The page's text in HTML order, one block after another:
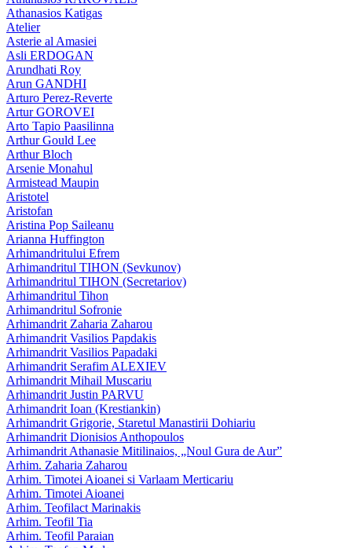
Athanasios Katigas
Atelier
Asterie al Amasiei
Asli ERDOGAN
Arundhati Roy
Arun GANDHI
Arturo Perez-Reverte
Artur GOROVEI
Arto Tapio Paasilinna
Arthur Gould Lee
Arthur Bloch
Arsenie Monahul
Armistead Maupin
Aristotel
Aristofan
Aristina Pop Saileanu
Arianna Huffington
Arhimandritului Efrem
Arhimandritul TIHON (Sevkunov)
Arhimandritul TIHON (Secretariov)
Arhimandritul Tihon
Arhimandritul Sofronie
Arhimandrit Zaharia Zaharou
Arhimandrit Vasilios Papdakis
Arhimandrit Vasilios Papadaki
Arhimandrit Serafim ALEXIEV
Arhimandrit Mihail Muscariu
Arhimandrit Justin PARVU
Arhimandrit Ioan (Krestiankin)
Arhimandrit Grigorie, Staretul Manastirii Dohiariu
Arhimandrit Dionisios Anthopoulos
Arhimandrit Athanasie Mitilinaios, „Noul Gura de Aur”
Arhim. Zaharia Zaharou
Arhim. Timotei Aioanei si Varlaam Merticariu
Arhim. Timotei Aioanei
Arhim. Teofilact Marinakis
Arhim. Teofil Tia
Arhim. Teofil Paraian